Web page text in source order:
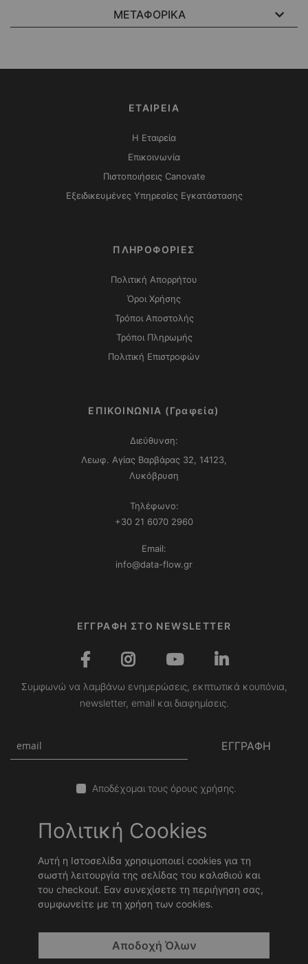
ΜΕΤΑΦΟΡΙΚΑ
ΕΤΑΙΡΕΙΑ
Η Εταιρεία
Επικοινωνία
Πιστοποιήσεις Canovate
Εξειδικευμένες Υπηρεσίες Εγκατάστασης
ΠΛΗΡΟΦΟΡΙΕΣ
Πολιτική Απορρήτου
Όροι Χρήσης
Τρόποι Αποστολής
Τρόποι Πληρωμής
Πολιτική Επιστροφών
ΕΠΙΚΟΙΝΩΝΙΑ (Γραφεία)
Διεύθυνση:
Λεωφ. Αγίας Βαρβάρας 32, 14123,
Λυκόβρυση
Τηλέφωνο:
+30 21 6070 2960
Email:
info@data-flow.gr
ΕΓΓΡΑΦΗ ΣΤΟ NEWSLETTER
Συμφωνώ να λαμβάνω ενημερώσεις, εκπτωτικά κουπόνια,
newsletter, email και διαφημίσεις.
ΕΓΓΡΑΦΗ
Αποδέχομαι τους όρους χρήσης.
Πολιτική Cookies
Αυτή η Ιστοσελίδα χρησιμοποιεί cookies για τη
σωστή λειτουργία της σελίδας του καλαθιού και
του checkout. Εαν συνεχίσετε τη περιήγηση σας,
συμφωνείτε με τη χρήση των cookies.
Αποδοχή Όλων